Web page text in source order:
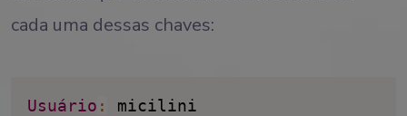
cada uma dessas chaves:
Usuário :